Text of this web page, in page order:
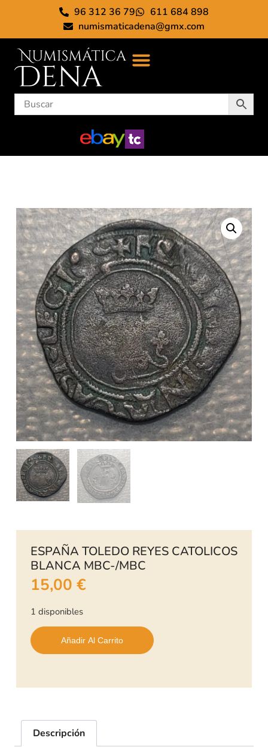
96 312 36 79
611 684 898
numismaticadena@gmx.com
ESPAÑA TOLEDO REYES CATOLICOS
BLANCA MBC-/MBC
15,00 €
1 disponibles
Añadir Al Carrito
Descripción